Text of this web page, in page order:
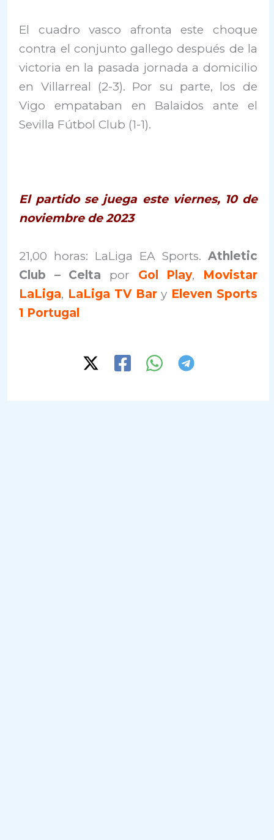
El cuadro vasco afronta este choque
contra el conjunto gallego después de la
victoria en la pasada jornada a domicilio
en Villarreal (2-3). Por su parte, los de
Vigo empataban en Balaidos ante el
Sevilla Fútbol Club (1-1).
El partido se juega este viernes, 10 de
noviembre de 2023
21,00 horas: LaLiga EA Sports. Athletic
Club – Celta por Gol Play, Movistar
LaLiga, LaLiga TV Bar y Eleven Sports
1 Portugal